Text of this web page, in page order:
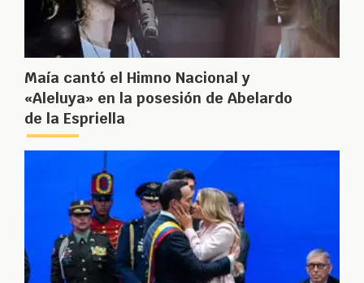
Maía cantó el Himno Nacional y
«Aleluya» en la posesión de Abelardo
de la Espriella